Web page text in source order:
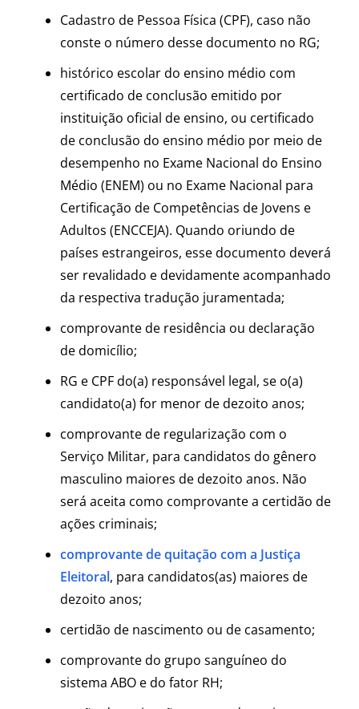
Cadastro de Pessoa Física (CPF), caso não
conste o número desse documento no RG;
histórico escolar do ensino médio com
certificado de conclusão emitido por
instituição oficial de ensino, ou certificado
de conclusão do ensino médio por meio de
desempenho no Exame Nacional do Ensino
Médio (ENEM) ou no Exame Nacional para
Certificação de Competências de Jovens e
Adultos (ENCCEJA). Quando oriundo de
países estrangeiros, esse documento deverá
ser revalidado e devidamente acompanhado
da respectiva tradução juramentada;
comprovante de residência ou declaração
de domicílio;
RG e CPF do(a) responsável legal, se o(a)
candidato(a) for menor de dezoito anos;
comprovante de regularização com o
Serviço Militar, para candidatos do gênero
masculino maiores de dezoito anos. Não
será aceita como comprovante a certidão de
ações criminais;
comprovante de quitação com a Justiça
Eleitoral, para candidatos(as) maiores de
dezoito anos;
certidão de nascimento ou de casamento;
comprovante do grupo sanguíneo do
sistema ABO e do fator RH;